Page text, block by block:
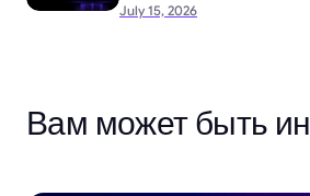
July 15, 2026
Вам может быть